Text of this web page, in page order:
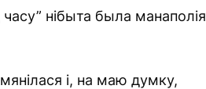
нібыта была манаполія
і, на маю думку,